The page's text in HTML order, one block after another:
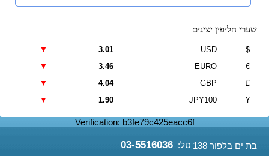
בת ים בלפור 138 טל: 03-5516036
שערי חליפין יציגים
$
USD
3.01
▼
€
EURO
3.46
▼
£
GBP
4.04
▼
¥
JPY100
1.90
▼
Verification: b3fe79c425eacc6f